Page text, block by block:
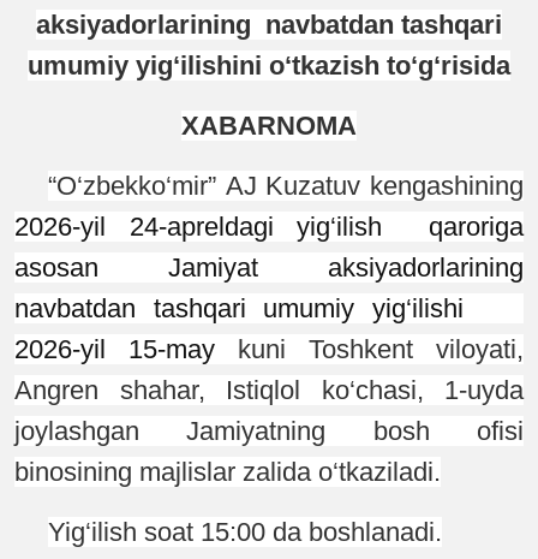
aksiyadorlarining navbatdan tashqari
umumiy yig‘ilishini o‘tkazish to‘g‘risida
XABARNOMA
“O‘zbekko‘mir” AJ Kuzatuv kengashining
2026-yil 24-apreldagi yig‘ilish qaroriga
asosan Jamiyat aksiyadorlarining
navbatdan tashqari umumiy yig‘ilishi
2026-yil 15-may kuni Toshkent viloyati,
Angren shahar, Istiqlol ko‘chasi, 1-uyda
joylashgan Jamiyatning bosh ofisi
binosining majlislar zalida o‘tkaziladi.
Yig‘ilish soat 15:00 da boshlanadi.